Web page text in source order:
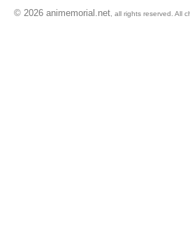
© 2026 animemorial.net , all rights reserved. All